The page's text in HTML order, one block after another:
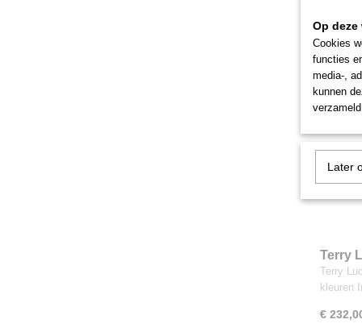
Terry
Darks
Terry
kleuren
€
Op
Cookies
functies
media-,
kunnen
Later